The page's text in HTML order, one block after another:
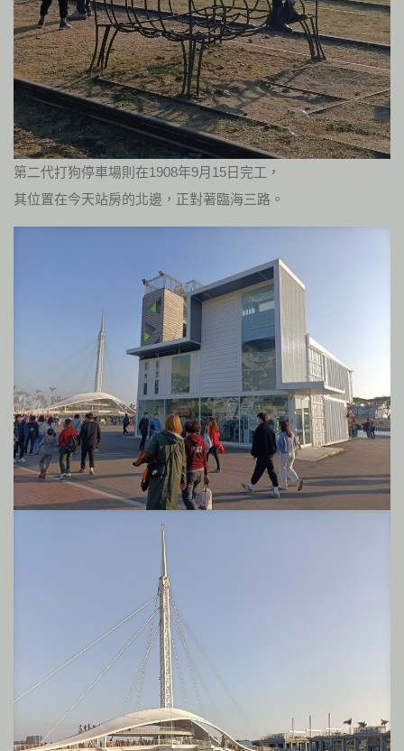
第二代打狗停車場則在1908年9月15日完工，
其位置在今天站房的北邊，正對著臨海三路。